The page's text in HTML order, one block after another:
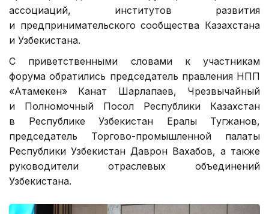
ассоциаций, институтов развития
и предпринимательского сообщества Казахстана
и Узбекистана.
С приветственными словами к участникам
форума обратились председатель правления НПП
«Атамекен» Канат Шарлапаев, Чрезвычайный
и Полномочный Посол Республики Казахстан
в Республике Узбекистан Ералы Тугжанов,
председатель Торгово-промышленной палаты
Республики Узбекистан Даврон Вахабов, а также
руководители отраслевых объединений
Узбекистана.